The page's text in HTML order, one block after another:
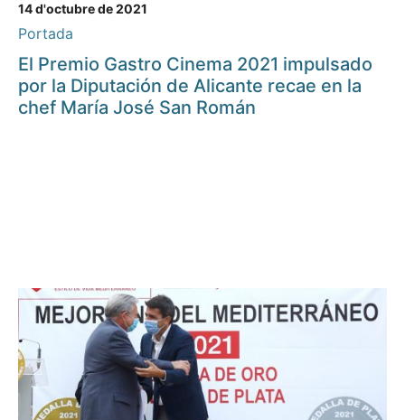
14 d'octubre de 2021
Portada
El Premio Gastro Cinema 2021 impulsado
por la Diputación de Alicante recae en la
chef María José San Román